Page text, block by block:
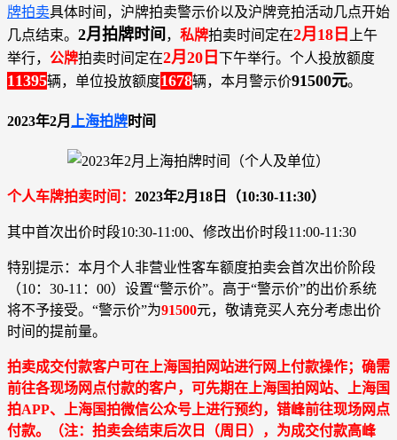
牌拍卖具体时间，沪牌拍卖警示价以及沪牌竞拍活动几点开始
几点结束。 2月拍牌时间 ， 私牌拍卖时间定在2月18日
上午
举行， 公牌拍卖时间定在2月20日 下午举行。个人投放额度
11395辆，单位投放额度1678辆，本月警示价91500元。
2023年2月 上海拍牌时间
个人车牌拍卖时间： 2023年2月18日（10:30-11:30）
其中首次出价时段10:30-11:00、修改出价时段11:00-11:30
特别提示：本月个人非营业性客车额度拍卖会首次出价阶段
（10：30-11：00）设置“警示价”。高于“警示价”的出价系统
将不予接受。“警示价”为91500元，敬请竞买人充分考虑出价
时间的提前量。
拍卖成交付款客户可在上海国拍网站进行网上付款操作；确需
前往各现场网点付款的客户，可先期在上海国拍网站、上海国
拍APP、上海国拍微信公众号上进行预约，错峰前往现场网点
付款。（注：拍卖会结束后次日（周日），为成交付款高峰